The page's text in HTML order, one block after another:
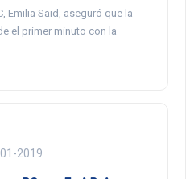
Emilia Said, aseguró que la
el primer minuto con la
2019